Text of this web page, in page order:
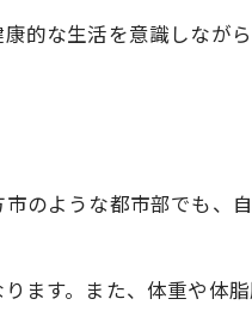
果
的な生活を意識しなが
のような都市部でも、
ます。また、体重や体